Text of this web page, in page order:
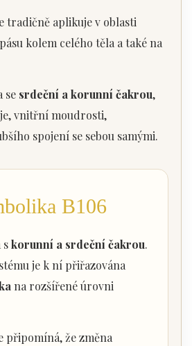
tradičně aplikuje v oblasti
kolem celého těla a také na
se srdeční a korunní čakrou,
vnitřní moudrosti,
spojení se sebou samými.
B106
skorunní a srdeční čakrou.
je k ní přiřazována
na rozšířené úrovni
připomíná, že změna